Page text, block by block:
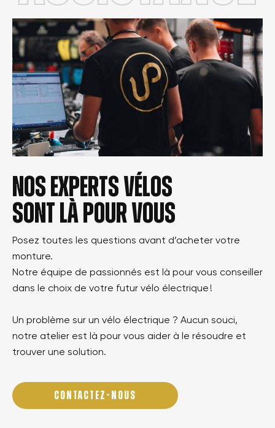
Nos experts vélos
sont là pour vous
Posez toutes les questions avant d’acheter votre
monture.
Notre équipe de passionnés est là pour vous conseiller
dans le choix de votre futur vélo électrique !
Un problème sur un vélo électrique ? Aucun souci,
notre atelier est là pour vous aider à le résoudre et
trouver une solution.
CONTACTEZ-NOUS